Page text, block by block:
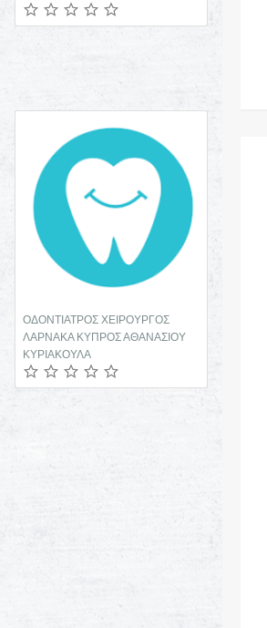
ΟΔΟΝΤΙΑΤΡΟΣ ΧΕΙΡΟΥΡΓΟΣ
ΛΑΡΝΑΚΑ ΚΥΠΡΟΣ ΑΘΑΝΑΣΙΟΥ
ΚΥΡΙΑΚΟΥΛΑ